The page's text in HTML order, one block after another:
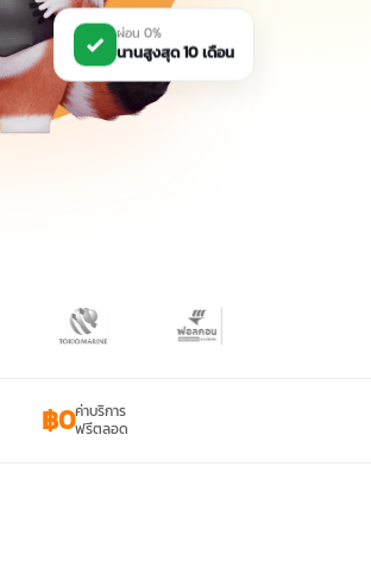
ผ่อน 0%
นานสูงสุด 10 เดือน
฿0ค่าบริการ
ฟรีตลอด